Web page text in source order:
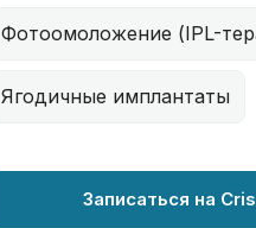
Фотоомоложение (IPL-
Ягодичные имплантаты
Записаться на